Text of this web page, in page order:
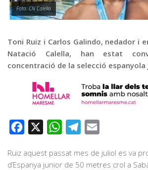
Publicitat
Contacte
Foto: CN Calella
Toni Ruiz i Carlos Galindo, nedador i
Natació Calella, han estat
concentració de la selecció espanyola
Facebook WhatsAppTelegram
Ruiz aquest passat mes de juliol es va
d’Espanya junior de 50 metres crol a